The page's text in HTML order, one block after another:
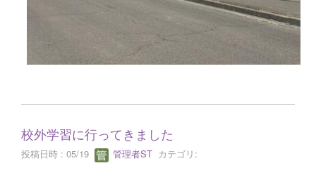
校外学習に行ってきました
投稿日時 : 05/19 管理者ST カテゴリ: